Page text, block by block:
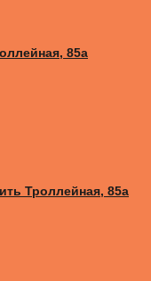
85а
Троллейная, 85а